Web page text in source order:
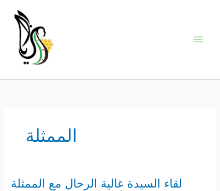
content
الممثلة
لقاء السيدة غالية الرحال مع الممثلة
لقاء